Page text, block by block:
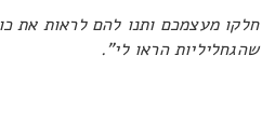
חלקו מעצמכם ותנו להם לראות את
שהגחליליות הראו לי".